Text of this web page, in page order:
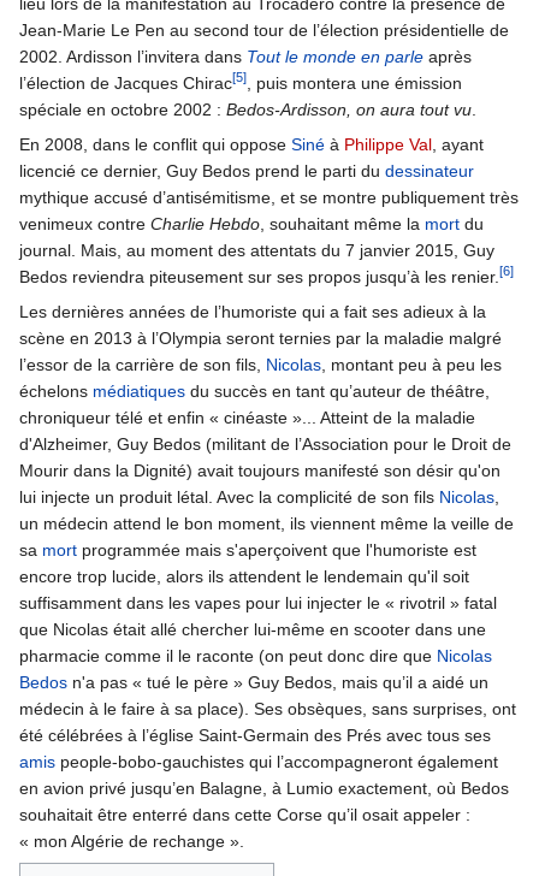
lieu lors de la manifestation au Trocadéro contre la présence de
Jean-Marie Le Pen au second tour de l’élection présidentielle de
2002. Ardisson l’invitera dans Tout le monde en parle après
l’élection de Jacques Chirac[5], puis montera une émission
spéciale en octobre 2002 : Bedos-Ardisson, on aura tout vu.
En 2008, dans le conflit qui oppose Siné à Philippe Val, ayant
licencié ce dernier, Guy Bedos prend le parti du dessinateur
mythique accusé d’antisémitisme, et se montre publiquement très
venimeux contre Charlie Hebdo, souhaitant même la mort du
journal. Mais, au moment des attentats du 7 janvier 2015, Guy
Bedos reviendra piteusement sur ses propos jusqu’à les renier.[6]
Les dernières années de l’humoriste qui a fait ses adieux à la
scène en 2013 à l’Olympia seront ternies par la maladie malgré
l’essor de la carrière de son fils, Nicolas, montant peu à peu les
échelons médiatiques du succès en tant qu’auteur de théâtre,
chroniqueur télé et enfin « cinéaste »... Atteint de la maladie
d'Alzheimer, Guy Bedos (militant de l’Association pour le Droit de
Mourir dans la Dignité) avait toujours manifesté son désir qu'on
lui injecte un produit létal. Avec la complicité de son fils Nicolas,
un médecin attend le bon moment, ils viennent même la veille de
sa mort programmée mais s'aperçoivent que l'humoriste est
encore trop lucide, alors ils attendent le lendemain qu'il soit
suffisamment dans les vapes pour lui injecter le « rivotril » fatal
que Nicolas était allé chercher lui-même en scooter dans une
pharmacie comme il le raconte (on peut donc dire que Nicolas
Bedos n'a pas « tué le père » Guy Bedos, mais qu’il a aidé un
médecin à le faire à sa place). Ses obsèques, sans surprises, ont
été célébrées à l’église Saint-Germain des Prés avec tous ses
amis people-bobo-gauchistes qui l’accompagneront également
en avion privé jusqu’en Balagne, à Lumio exactement, où Bedos
souhaitait être enterré dans cette Corse qu’il osait appeler :
« mon Algérie de rechange ».